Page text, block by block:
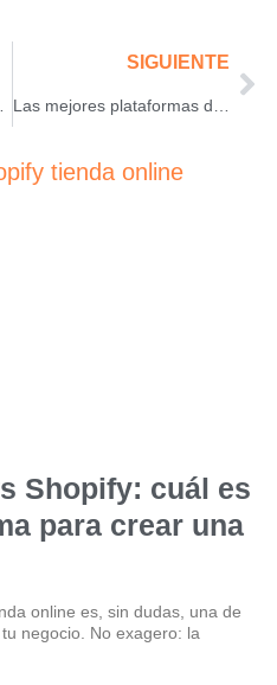
SIGUIENTE
Shopify: cuál es
para crear una
online es, sin dudas, una de
negocio. No exagero: la